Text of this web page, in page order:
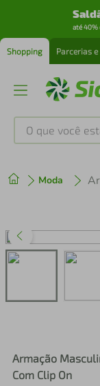
até 40%
Shopping Parcerias
O que você está
Moda
Armação
Com Clip On
2º